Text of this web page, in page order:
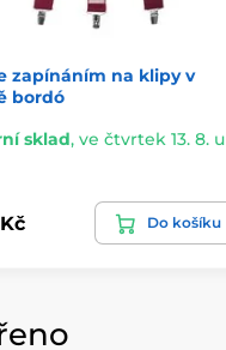
zapínáním na klipy v
bordó
sklad, ve čtvrtek 13. 8. u
Do košíku